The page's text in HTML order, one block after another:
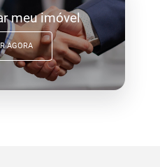
meu imóvel
AGORA